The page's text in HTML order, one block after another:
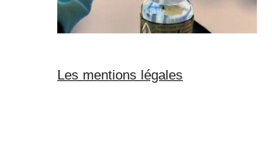
Les mentions légales